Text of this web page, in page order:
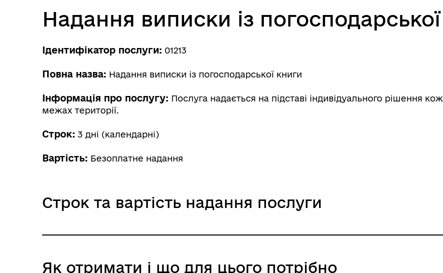
Надання виписки із
Ідентифікатор послуги: 01213
Повна назва: Надання виписки із погосподарської книги
Інформація про послугу: Послуга надається на підставі індивідуального рішення
межах території.
Строк: 3 дні (календарні)
Вартість: Безоплатне надання
Строк та вартість надання послуги
Адміністративний збір: Безоплатне надання / 0 UAH /
Як отримати і що для цього потрібно